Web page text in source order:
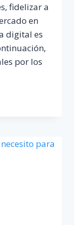
fidelizar a
en
digital es
por los